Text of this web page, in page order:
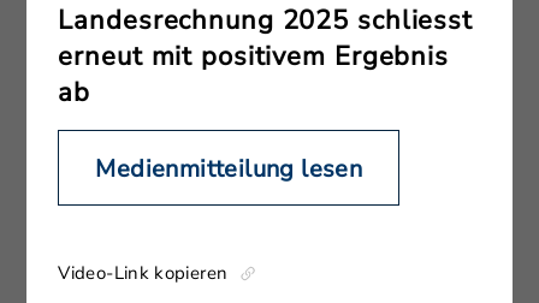
Landesrechnung 2025 schliesst
erneut mit positivem Ergebnis
ab
Medienmitteilung lesen
Video-Link kopieren